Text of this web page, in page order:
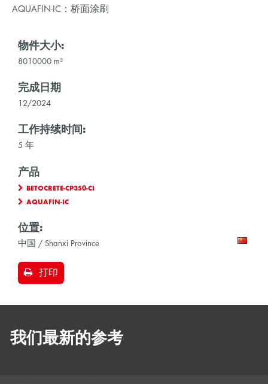
AQUAFIN-IC：桥面涂刷
物件大小:
8010000 m³
完成日期
12/2024
工作持续时间:
5 年
产品
BETOCRETE-CP350-CI
AQUAFIN-IC
位置:
中国 / Shanxi Province
打印
我们最新的参考